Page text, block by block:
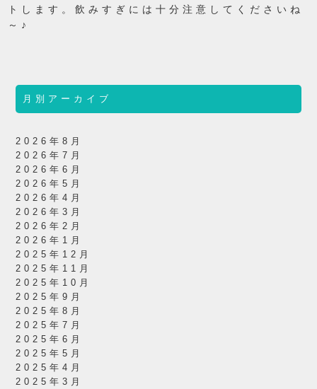
トします。飲みすぎには十分注意してくださいね
～♪
月別アーカイブ
2026年8月
2026年7月
2026年6月
2026年5月
2026年4月
2026年3月
2026年2月
2026年1月
2025年12月
2025年11月
2025年10月
2025年9月
2025年8月
2025年7月
2025年6月
2025年5月
2025年4月
2025年3月